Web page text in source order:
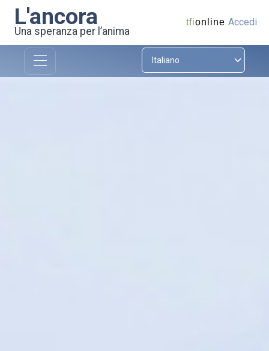
L'ancora
Una speranza per l’anima
tfionline Accedi